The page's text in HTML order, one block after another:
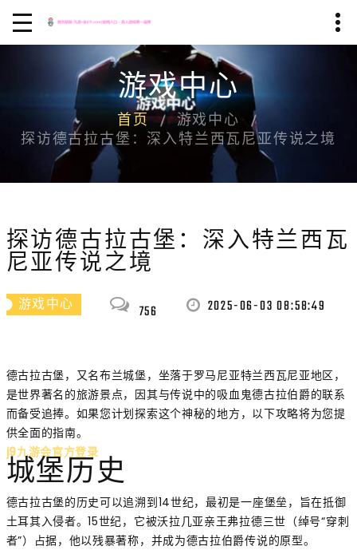
游戏中心
首页
游戏中心
探访德古拉古堡：深入特兰西瓦尼亚传说之境
探访德古拉古堡：深入特兰西瓦
尼亚传说之境
游戏中心 756 2025-06-03 08:58:49
德古拉古堡，又名布兰城堡，坐落于罗马尼亚特兰西瓦尼亚地区，
是世界著名的旅游景点，因其与传说中的吸血鬼德古拉伯爵的联系
而备受追捧。如果您计划探索这个神秘的地方，以下攻略将为您提
供全面的指南。
j9九游会官方登录
城堡历史
德古拉古堡的历史可以追溯到14世纪，最初是一座堡垒，旨在抵御
土耳其入侵者。15世纪，它被沃拉几亚亲王弗拉德三世（绰号“穿刺
者”）占据，他以残暴著称，并成为德古拉伯爵传说的原型。